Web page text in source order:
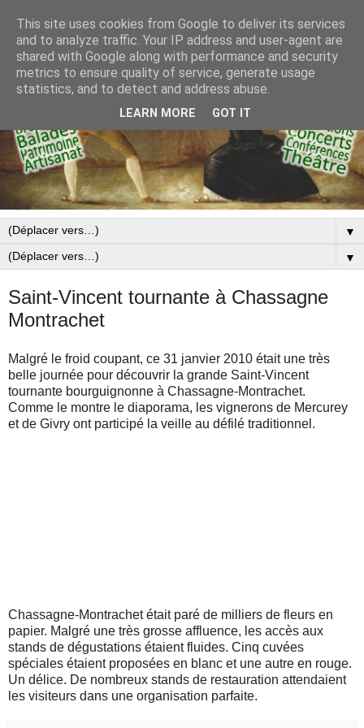
▼
▼
Saint-Vincent tournante à Chassagne
Montrachet
Malgré le froid coupant, ce 31 janvier 2010 était une très
belle journée pour découvrir la grande Saint-Vincent
tournante bourguignonne à Chassagne-Montrachet.
Comme le montre le diaporama, les vignerons de Mercurey
et de Givry ont participé la veille au défilé traditionnel.
Chassagne-Montrachet était paré de milliers de fleurs en
papier. Malgré une très grosse affluence, les accès aux
stands de dégustations étaient fluides. Cinq cuvées
spéciales étaient proposées en blanc et une autre en rouge.
Un délice. De nombreux stands de restauration attendaient
les visiteurs dans une organisation parfaite.
This site uses cookies from Google to deliver its services
and to analyze traffic. Your IP address and user-agent are
shared with Google along with performance and security
metrics to ensure quality of service, generate usage
statistics, and to detect and address abuse.
LEARN MORE GOT IT